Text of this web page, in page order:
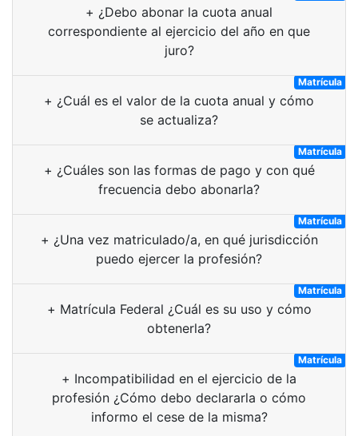
+ ¿Debo abonar la cuota anual
correspondiente al ejercicio del año en que
juro?
+ ¿Cuál es el valor de la cuota anual y cómo
se actualiza?
Matrícula
+ ¿Cuáles son las formas de pago y con qué
frecuencia debo abonarla?
Matrícula
+ ¿Una vez matriculado/a, en qué jurisdicción
puedo ejercer la profesión?
Matrícula
+ Matrícula Federal ¿Cuál es su uso y cómo
obtenerla?
Matrícula
+ Incompatibilidad en el ejercicio de la
profesión ¿Cómo debo declararla o cómo
informo el cese de la misma?
Matrícula